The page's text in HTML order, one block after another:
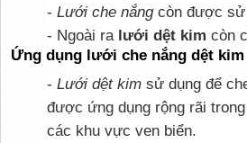
- Lưới che nắngcòn được sử
- Ngoài ra lưới dệt kim còn
Ứng dụng lưới che nắng dệt kim
- Lưới dệt kimsử dụng để
được ứng dụng rộng rãi
các khu vực ven biển.